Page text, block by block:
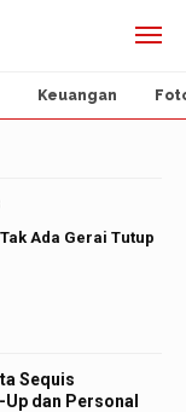
Keuangan
Ada Gerai Tutup
Sequis
Up dan Personal